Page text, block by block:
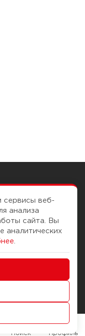
и оплата
оплаты
контроля качества
сервисы веб-
анализа
сайта. Вы
аналитических
Поиск Профиль